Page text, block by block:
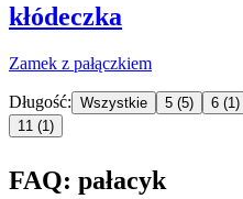
kłódeczka
Zamek z pałączkiem
Długość: Wszystkie 5 (5) 6 (1)
11 (1)
FAQ: pałacyk